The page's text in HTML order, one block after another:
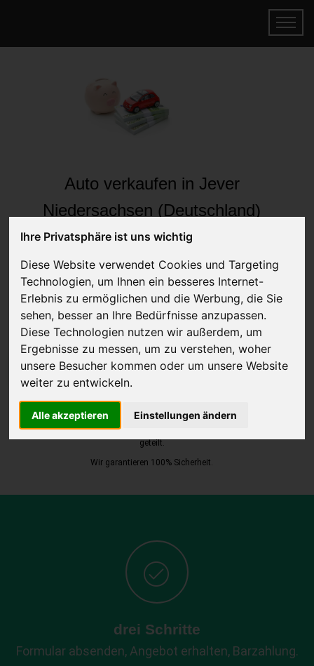
Ihre Privatsphäre ist uns wichtig
Diese Website verwendet Cookies und Targeting
Technologien, um Ihnen ein besseres Internet-
Erlebnis zu ermöglichen und die Werbung, die Sie
sehen, besser an Ihre Bedürfnisse anzupassen.
Diese Technologien nutzen wir außerdem, um
Ergebnisse zu messen, um zu verstehen, woher
unsere Besucher kommen oder um unsere Website
weiter zu entwickeln.
Alle akzeptieren Einstellungen ändern
Auto verkaufen in Jever
Niedersachsen (Deutschland)
Online Auto verkaufen & gratis abholen
Auf Wunsch sofort Geld für Ihr Auto erhalten
JETZT KOSTENLOSE BEWERTUNG
Kostenloses Angebotfür den Ankauf Ihres Autos inklusive der
Abholung, auf Wunsch sofort Geld. Ihre Daten werden nicht mit Dritten
geteilt.
Wir garantieren 100% Sicherheit.
drei Schritte
Formular absenden, Angebot erhalten, Barzahlung.